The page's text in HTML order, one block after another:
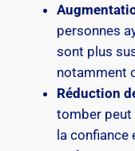
personnes
sont plus
notamment
Réduction
tomber peut
la confiance